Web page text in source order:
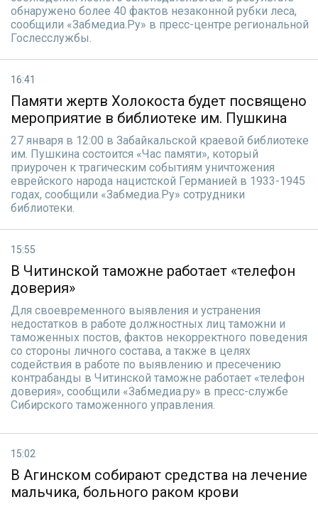
обнаружено более 40 фактов незаконной рубки леса,
сообщили «Забмедиа.Ру» в пресс-центре региональной
Гослесслужбы.
16:41
Памяти жертв Холокоста будет посвящено
мероприятие в библиотеке им. Пушкина
27 января в 12:00 в Забайкальской краевой библиотеке
им. Пушкина состоится «Час памяти», который
приурочен к трагическим событиям уничтожения
еврейского народа нацистской Германией в 1933-1945
годах, сообщили «Забмедиа.Ру» сотрудники
библиотеки.
15:55
В Читинской таможне работает «телефон
доверия»
Для своевременного выявления и устранения
недостатков в работе должностных лиц таможни и
таможенных постов, фактов некорректного поведения
со стороны личного состава, а также в целях
содействия в работе по выявлению и пресечению
контрабанды в Читинской таможне работает «телефон
доверия», сообщили «Забмедиа.ру» в пресс-службе
Сибирского таможенного управления.
15:02
В Агинском собирают средства на лечение
мальчика, больного раком крови